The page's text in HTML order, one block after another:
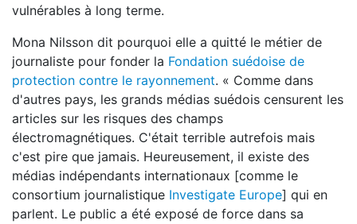
vulnérables à long terme.
Mona Nilsson dit pourquoi elle a quitté le métier de
journaliste pour fonder la Fondation suédoise de
protection contre le rayonnement. « Comme dans
d'autres pays, les grands médias suédois censurent les
articles sur les risques des champs
électromagnétiques. C'était terrible autrefois mais
c'est pire que jamais. Heureusement, il existe des
médias indépendants internationaux [comme le
consortium journalistique Investigate Europe] qui en
parlent. Le public a été exposé de force dans sa